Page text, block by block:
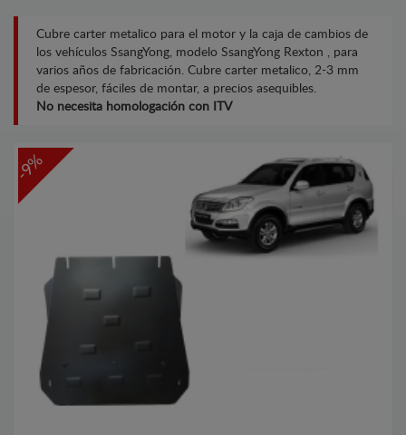
Cubre carter metalico para el motor y la caja de cambios de
los vehículos SsangYong, modelo SsangYong Rexton , para
varios años de fabricación. Cubre carter metalico, 2-3 mm
de espesor, fáciles de montar, a precios asequibles.
No necesita homologación con ITV
-9%